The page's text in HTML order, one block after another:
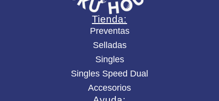
Tienda:
Preventas
Selladas
Singles
Singles Speed Dual
Accesorios